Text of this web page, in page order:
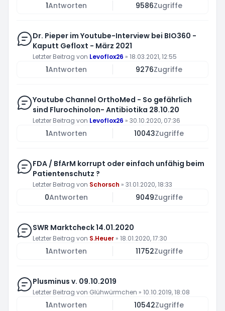
1Antworten 9586Zugriffe
Dr. Pieper im Youtube-Interview bei BIO360 -
Kaputt Gefloxt - März 2021
Letzter Beitrag von Levoflox26 » 18.03.2021, 12:55
1Antworten 9276Zugriffe
Youtube Channel OrthoMed - So gefährlich
sind Flurochinolon- Antibiotika 28.10.20
Letzter Beitrag von Levoflox26 » 30.10.2020, 07:36
1Antworten 10043Zugriffe
FDA / BfArM korrupt oder einfach unfähig beim
Patientenschutz ?
Letzter Beitrag von Schorsch » 31.01.2020, 18:33
0Antworten 9049Zugriffe
SWR Marktcheck 14.01.2020
Letzter Beitrag von S.Heuer » 18.01.2020, 17:30
1Antworten 11752Zugriffe
Plusminus v. 09.10.2019
Letzter Beitrag von Glühwürmchen » 10.10.2019, 18:08
1Antworten 10542Zugriffe